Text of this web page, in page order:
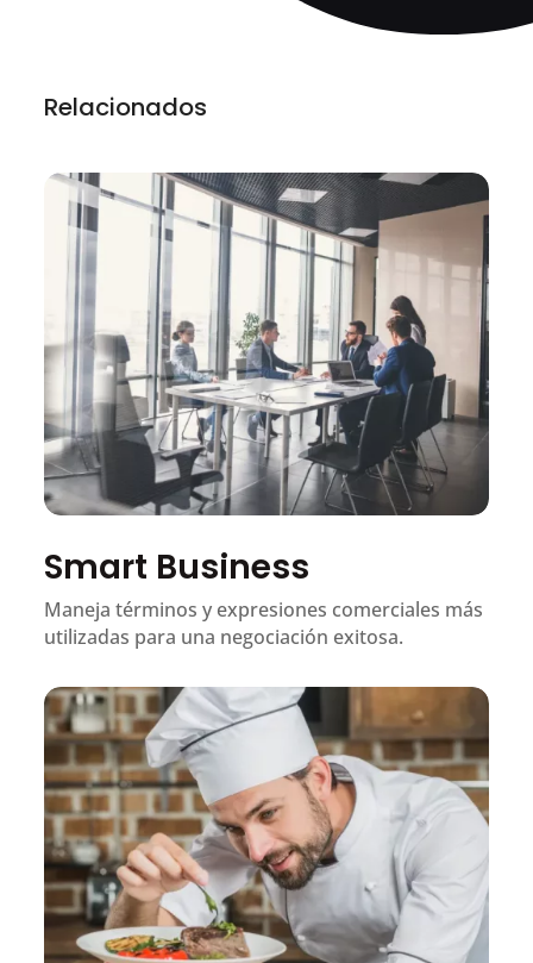
Relacionados
Smart Business
Maneja términos y expresiones comerciales más
utilizadas para una negociación exitosa.